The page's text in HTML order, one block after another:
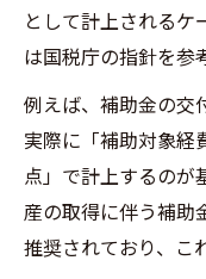
として計上されるケ
は国税庁の指針を参
例えば、補助金の交
実際に「補助対象経
点」で計上するのが
産の取得に伴う補助
推奨されており、こ